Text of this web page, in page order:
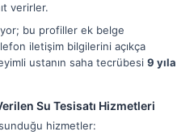
verirler.
bu profiller ek belge
iletişim bilgilerini açıkça
ustanın saha tecrübesi 9 yıla
Su Tesisatı Hizmetleri
hizmetler: